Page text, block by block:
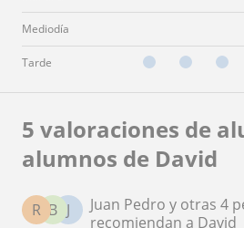
Mediodía
Tarde
5 valoraciones de
alumnos de David
J
B
R
Juan Pedro y otras 4
recomiendan a David